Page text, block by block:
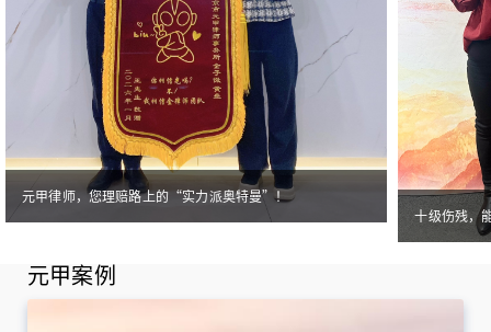
元甲律师，您理赔路上的“实力派奥特曼”！
十级伤残，
元甲案例